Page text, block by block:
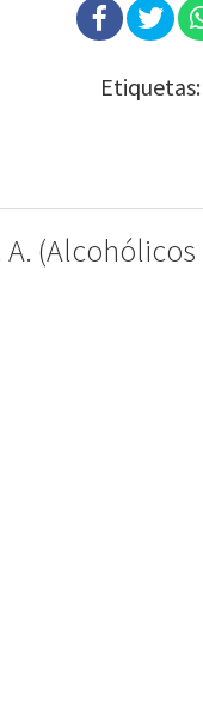
Etiquetas:
(Alcohólicos